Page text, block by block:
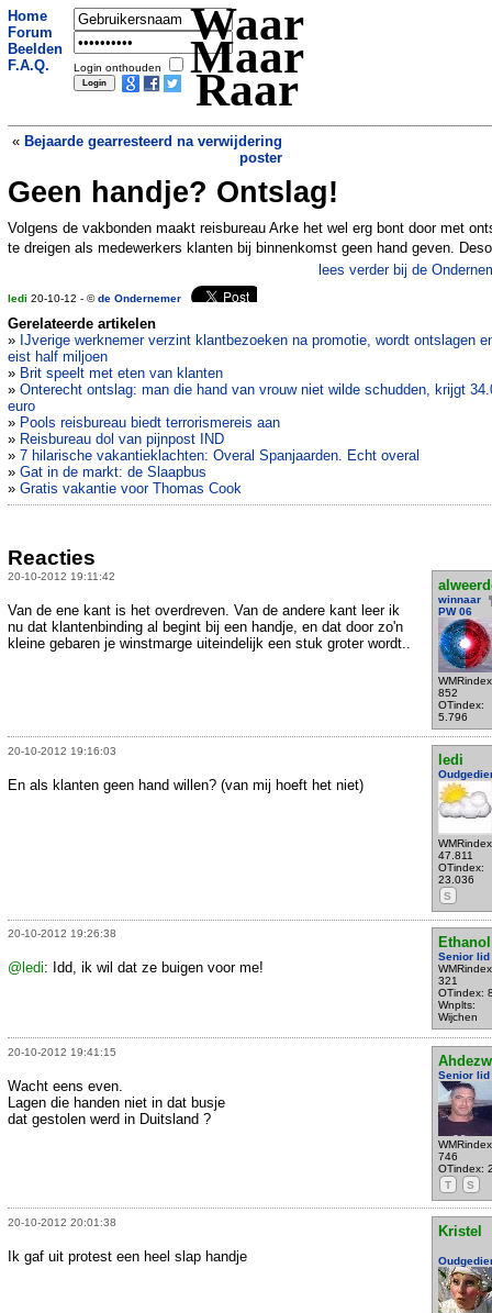
Home
Forum
Beelden
F.A.Q.
Login onthouden
Waar
Maar
Raar
« Bejaarde gearresteerd na verwijdering
poster
Batman in het beklaagdenbankje
Geen handje? Ontslag!
Volgens de vakbonden maakt reisbureau Arke het wel erg bont door met
te dreigen als medewerkers klanten bij binnenkomst geen hand geven.
lees verder bij de
ledi 20-10-12 - ©de Ondernemer
Gerelateerde artikelen
» IJverige werknemer verzint klantbezoeken na promotie, wordt ontslagen
eist half miljoen
» Brit speelt met eten van klanten
» Onterecht ontslag: man die hand van vrouw niet wilde schudden, krijgt
euro
» Pools reisbureau biedt terrorismereis aan
» Reisbureau dol van pijnpost IND
» 7 hilarische vakantieklachten: Overal Spanjaarden. Echt overal
» Gat in de markt: de Slaapbus
» Gratis vakantie voor Thomas Cook
Reacties
20-10-2012 19:11:42
winnaar
PW 06
852
OTindex:
5.796
Van de ene kant is het overdreven. Van de andere kant leer ik
nu dat klantenbinding al begint bij een handje, en dat door zo'n
kleine gebaren je winstmarge uiteindelijk een stuk groter wordt..
20-10-2012 19:16:03
ledi
47.811
OTindex:
23.036
S
En als klanten geen hand willen? (van mij hoeft het niet)
20-10-2012 19:26:38
Ethanol
Senior lid
321
OTindex:
Wnplts:
Wijchen
@ledi: Idd, ik wil dat ze buigen voor me!
20-10-2012 19:41:15
Senior lid
746
OTindex:
T
S
Wacht eens even.
Lagen die handen niet in dat busje
dat gestolen werd in Duitsland ?
20-10-2012 20:01:38
Kristel
Ik gaf uit protest een heel slap handje